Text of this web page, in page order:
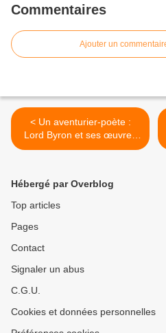
Commentaires
Ajouter un
< Un aventurier-poète :
Lord Byron et ses œuvres
complètes !
Hébergé par Overblog
Top articles
Pages
Contact
Signaler un abus
C.G.U.
Cookies et données personnelles